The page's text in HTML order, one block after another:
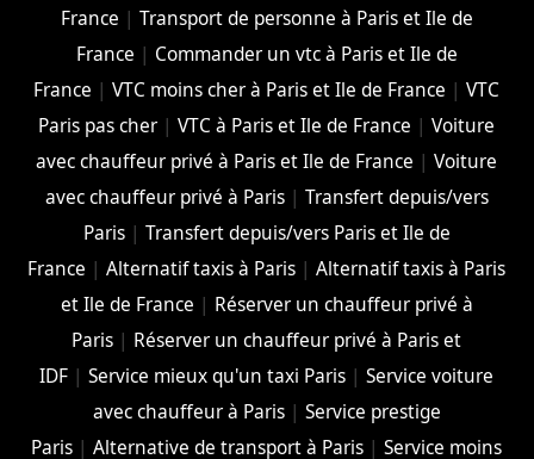
France | Transport de personne à Paris et Ile de
France | Commander un vtc à Paris et Ile de
France |VTC moins cher à Paris et Ile de France |VTC
Paris pas cher |VTC à Paris et Ile de France |Voiture
avec chauffeur privé à Paris et Ile de France |Voiture
avec chauffeur privé à Paris| Transfert depuis/vers
Paris| Transfert depuis/vers Paris et Ile de
France |Alternatif taxis à Paris |Alternatif taxis à Paris
et Ile de France | Réserver un chauffeur privé à
Paris | Réserver un chauffeur privé à Paris et
IDF |Service mieux qu'un taxi Paris |Service voiture
avec chauffeur à Paris| Service prestige
Paris |Alternative de transport à Paris |Service moins